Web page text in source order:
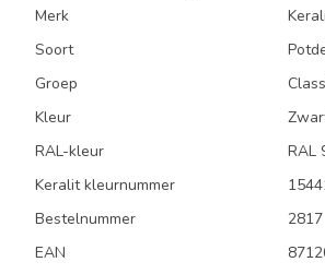
Merk
Soort
Groep
Kleur
RAL-kleur
RAL
Keralit kleurnummer
Bestelnummer
2817
EAN